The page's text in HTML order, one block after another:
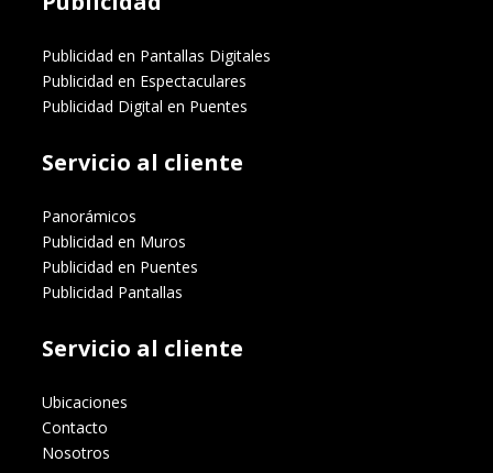
Publicidad en Pantallas Digitales
Publicidad en Espectaculares
Publicidad Digital en Puentes
Servicio al cliente
Panorámicos
Publicidad en Muros
Publicidad en Puentes
Publicidad Pantallas
Servicio al cliente
Ubicaciones
Contacto
Nosotros